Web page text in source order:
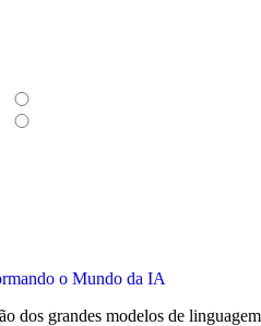
o Mundo da IA
dos grandes modelos de linguagem